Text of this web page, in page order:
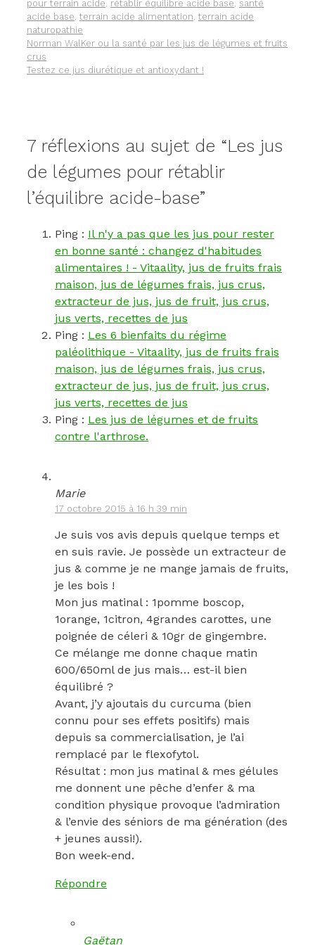
pour terrain acide rétablir équilibre acide base santé
acide base terrain acide alimentation terrain acide
naturopathie
Norman WalKer ou la santé par les jus de légumes et fruits
crus
Testez ce jus diurétique et antioxydant !
7 réflexions au sujet de “Les jus
de légumes pour rétablir
l’équilibre acide-base”
Ping : Il n'y a pas que les jus pour rester
en bonne santé : changez d'habitudes
alimentaires ! - Vitaality, jus de fruits frais
maison, jus de légumes frais, jus crus,
extracteur de jus, jus de fruit, jus crus,
jus verts, recettes de jus
Ping : Les 6 bienfaits du régime
paléolithique - Vitaality, jus de fruits frais
maison, jus de légumes frais, jus crus,
extracteur de jus, jus de fruit, jus crus,
jus verts, recettes de jus
Ping : Les jus de légumes et de fruits
contre l'arthrose.
Marie
17 octobre 2015 à 16 h 39 min
Je suis vos avis depuis quelque temps et
en suis ravie. Je possède un extracteur de
jus & comme je ne mange jamais de fruits,
je les bois !
Mon jus matinal : 1pomme boscop,
1orange, 1citron, 4grandes carottes, une
poignée de céleri & 10gr de gingembre.
Ce mélange me donne chaque matin
600/650ml de jus mais… est-il bien
équilibré ?
Avant, j’y ajoutais du curcuma (bien
connu pour ses effets positifs) mais
depuis sa commercialisation, je l’ai
remplacé par le flexofytol.
Résultat : mon jus matinal & mes gélules
me donnent une pêche d’enfer & ma
condition physique provoque l’admiration
& l’envie des séniors de ma génération (des
+ jeunes aussi!).
Bon week-end.
Répondre
Gaëtan